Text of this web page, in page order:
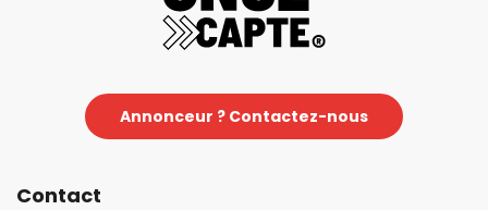
Annonceur ? Contactez-nous
Contact